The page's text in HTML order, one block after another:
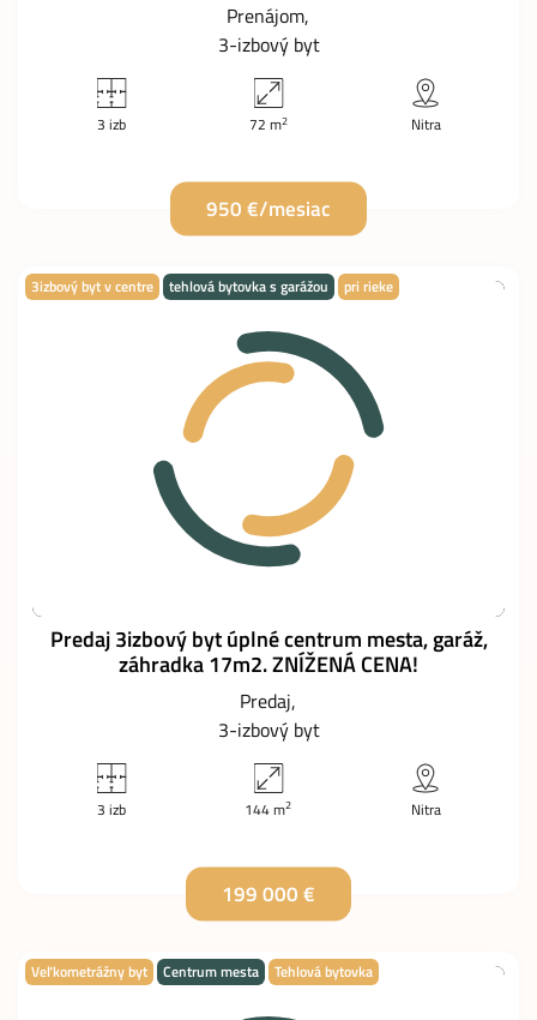
Prenájom
3-izbový byt
3 izb 72 m2 Nitra
950 €/mesiac
3izbový byt v centre tehlová bytovka s garážou pri rieke
Predaj 3izbový byt úplné centrum mesta, garáž,
záhradka 17m2. ZNÍŽENÁ CENA!
Predaj
3-izbový byt
3 izb 144 m2 Nitra
199 000 €
Veľkometrážny byt Centrum mesta Tehlová bytovka